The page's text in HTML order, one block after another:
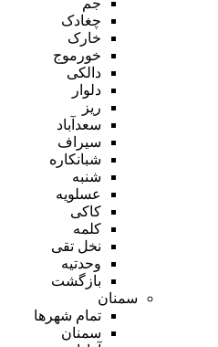
چغادک
خارک
خورموج
دالکی
دلوار
ریز
سعدآباد
سیراف
شبانکاره
شنبه
عسلویه
کاکی
کلمه
نخل تقی
وحدتیه
بازگشت
سمنان
تمام شهر‌ها
سمنان